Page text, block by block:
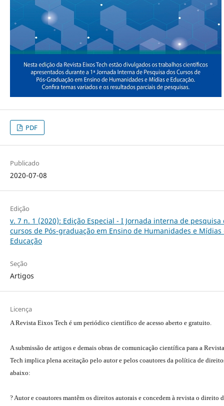
PDF
Publicado
2020-07-08
Edição
v. 7 n. 1 (2020): Edição Especial - I Jornada interna de pesquisa
cursos de Pós-graduação em Ensino de Humanidades e Mídias
Educação
Seção
Artigos
Licença
A Revista Eixos Tech é um periódico científico de acesso aberto e gratuito.
A submissão de artigos e demais obras de comunicação científica para a
Tech implica plena aceitação pelo autor e pelos coautores da política de
abaixo:
? Autor e coautores mantêm os direitos autorais e concedem à revista o direito